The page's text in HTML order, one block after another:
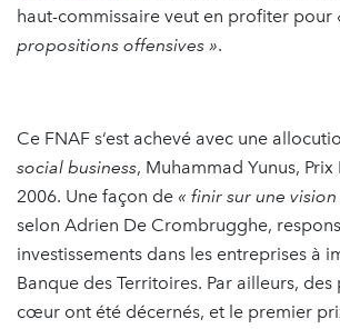
haut-commissaire veut en profiter pour
propositions offensives ».
Ce FNAF s‘est achevé avec une
social business, Muhammad Yunus,
2006. Une façon de « finir sur une
selon Adrien De Crombrugghe,
investissements dans les entreprises à
Banque des Territoires. Par ailleurs,
cœur ont été décernés, et le premier